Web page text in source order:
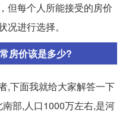
但每个人所能接受的房价
进行选择。
房价该是多少?
,下面我就给大家解答一下
部,人口1000万左右,是河